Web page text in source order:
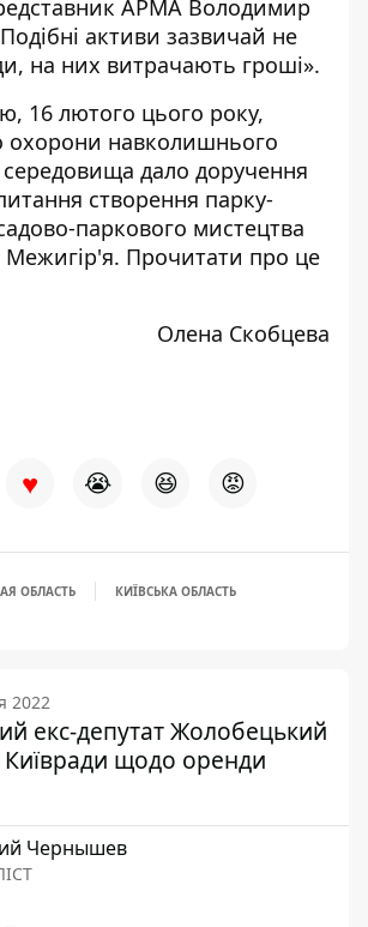
АРМА Володимир
активи зазвичай не
на них витрачають гроші».
16 лютого цього року,
охорони навколишнього
дало доручення
створення парку-
паркового мистецтва
Межигір'я. Прочитати про це
Олена Скобцева
♥ 😭 😆 😡
ОБЛАСТЬ КИЇВСЬКА ОБЛАСТЬ
2022
екс-депутат Жолобецький
щодо оренди
Чернышев